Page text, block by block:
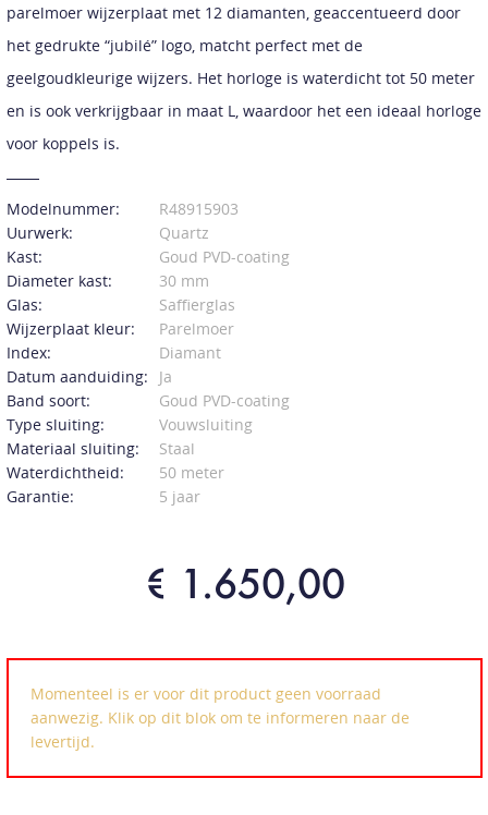
parelmoer wijzerplaat met 12 diamanten, geaccentueerd door
het gedrukte “jubilé” logo, matcht perfect met de
geelgoudkleurige wijzers. Het horloge is waterdicht tot 50 meter
en is ook verkrijgbaar in maat L, waardoor het een ideaal horloge
voor koppels is.
Modelnummer:
R48915903
Uurwerk:
Quartz
Kast:
Goud PVD-coating
Diameter kast:
30 mm
Glas:
Saffierglas
Wijzerplaat kleur:
Parelmoer
Index:
Diamant
Datum aanduiding:
Ja
Band soort:
Goud PVD-coating
Type sluiting:
Vouwsluiting
Materiaal sluiting:
Staal
Waterdichtheid:
50 meter
Garantie:
5 jaar
€ 1.650,00
Momenteel is er voor dit product geen voorraad
aanwezig. Klik op dit blok om te informeren naar de
levertijd.